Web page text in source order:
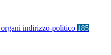
indirizzo-politico 185